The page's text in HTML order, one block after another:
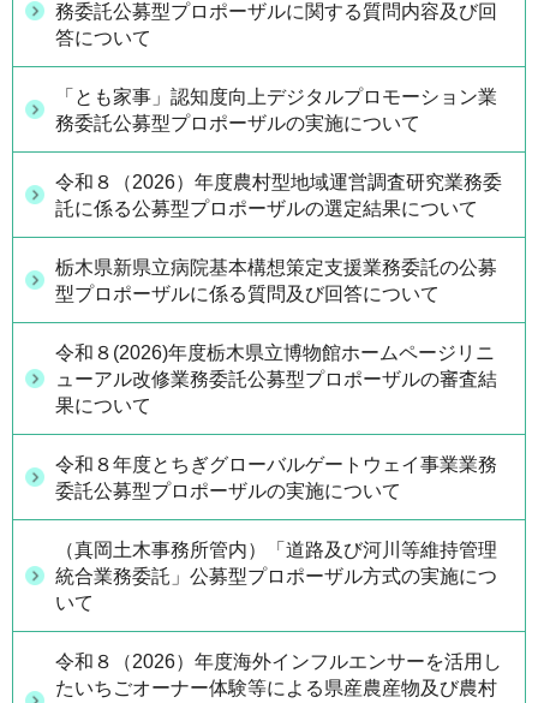
務委託公募型プロポーザルに関する質問内容及び回
答について
「とも家事」認知度向上デジタルプロモーション業
務委託公募型プロポーザルの実施について
令和８（2026）年度農村型地域運営調査研究業務委
託に係る公募型プロポーザルの選定結果について
栃木県新県立病院基本構想策定支援業務委託の公募
型プロポーザルに係る質問及び回答について
令和８(2026)年度栃木県立博物館ホームページリニ
ューアル改修業務委託公募型プロポーザルの審査結
果について
令和８年度とちぎグローバルゲートウェイ事業業務
委託公募型プロポーザルの実施について
（真岡土木事務所管内）「道路及び河川等維持管理
統合業務委託」公募型プロポーザル方式の実施につ
いて
令和８（2026）年度海外インフルエンサーを活用し
たいちごオーナー体験等による県産農産物及び農村